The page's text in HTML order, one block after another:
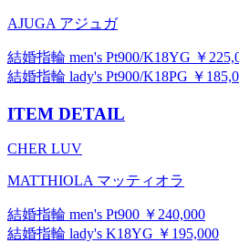
AJUGA アジュガ
結婚指輪 men's Pt900/K18YG ￥
結婚指輪 lady's Pt900/K18PG ￥
ITEM DETAIL
CHER LUV
MATTHIOLA マッティオラ
結婚指輪 men's Pt900 ￥240,000
結婚指輪 lady's K18YG ￥195,000